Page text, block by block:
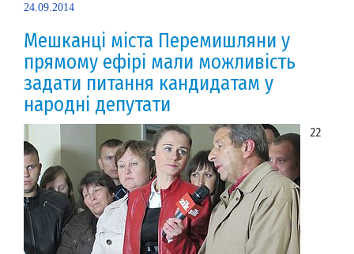
24.09.2014
Мешканці міста Перемишляни у
прямому ефірі мали можливість
задати питання кандидатам у
народні депутати
22